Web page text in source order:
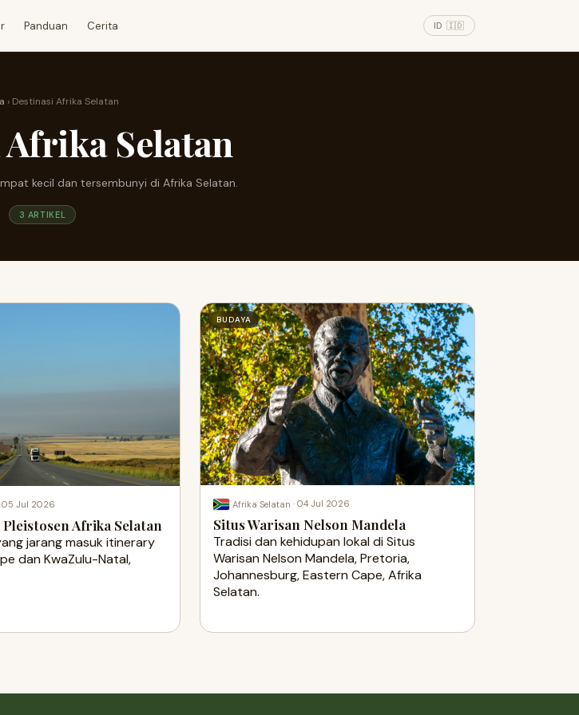
Panduan Cerita ID 🇮🇩
› Destinasi Afrika Selatan
Selatan
kecil dan tersembunyi di Afrika Selatan.
3 ARTIKEL
05 Jul 2026
Afrika Selatan
jarang masuk itinerary
dan KwaZulu-Natal,
BUDAYA
Afrika Selatan · 04 Jul 2026
Situs Warisan Nelson Mandela
Tradisi dan kehidupan lokal di Situs
Warisan Nelson Mandela, Pretoria,
Johannesburg, Eastern Cape, Afrika
Selatan.